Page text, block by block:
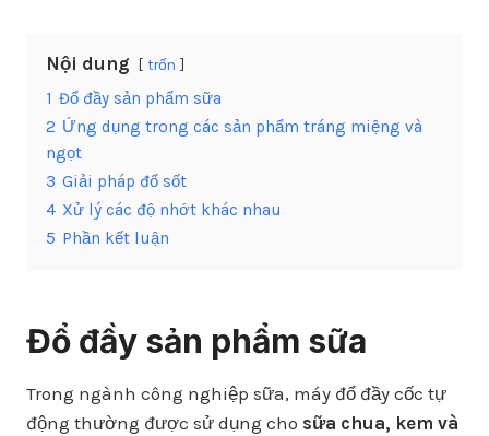
Nội dung trốn
1 Đổ đầy sản phẩm sữa
2 Ứng dụng trong các sản phẩm tráng miệng và
ngọt
3 Giải pháp đổ sốt
4 Xử lý các độ nhớt khác nhau
5 Phần kết luận
Đổ đầy sản phẩm sữa
Trong ngành công nghiệp sữa, máy đổ đầy cốc tự
động thường được sử dụng cho sữa chua, kem và